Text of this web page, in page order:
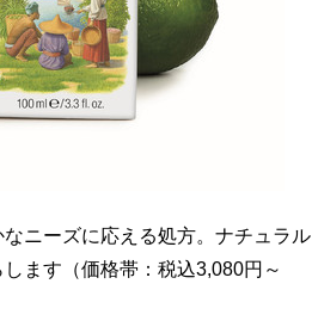
ニーズに応える処方。ナチュラル
ます（価格帯：税込3,080円～